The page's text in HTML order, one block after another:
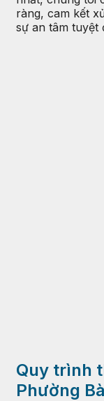
ràng, cam kết
sự an tâm tuyệt
Quy trình
Phường